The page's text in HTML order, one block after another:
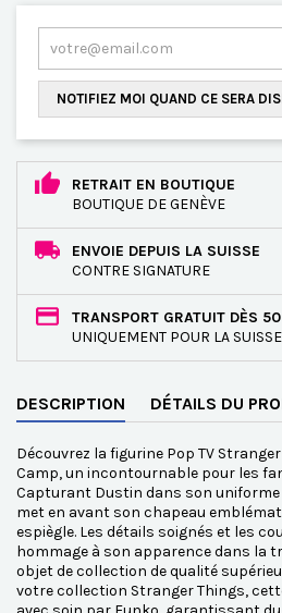
NOTIFIEZ MOI QUAND CE SERA
RETRAIT EN BOUTIQUE
BOUTIQUE DE GENÈVE
ENVOIE DEPUIS LA SUISSE
CONTRE SIGNATURE
TRANSPORT GRATUIT DÈS
UNIQUEMENT POUR LA
DESCRIPTION DÉTAILS DU
Découvrez la figurine Pop TV
Camp, un incontournable pour les
Capturant Dustin dans son
met en avant son chapeau
espiègle. Les détails soignés et les
hommage à son apparence dans la
objet de collection de qualité
votre collection Stranger Things,